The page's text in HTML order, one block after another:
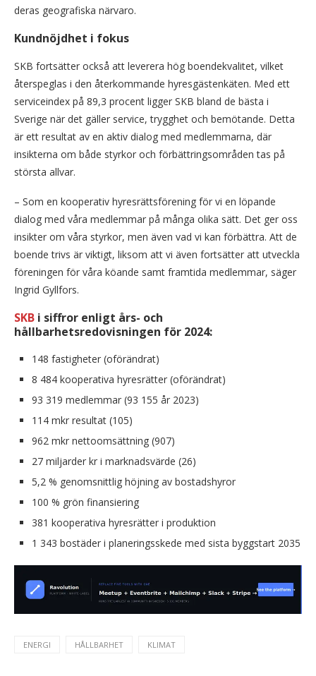
deras geografiska närvaro.
Kundnöjdhet i fokus
SKB fortsätter också att leverera hög boendekvalitet, vilket
återspeglas i den återkommande hyresgästenkäten. Med ett
serviceindex på 89,3 procent ligger SKB bland de bästa i
Sverige när det gäller service, trygghet och bemötande. Detta
är ett resultat av en aktiv dialog med medlemmarna, där
insikterna om både styrkor och förbättringsområden tas på
största allvar.
– Som en kooperativ hyresrättsförening för vi en löpande
dialog med våra medlemmar på många olika sätt. Det ger oss
insikter om våra styrkor, men även vad vi kan förbättra. Att de
boende trivs är viktigt, liksom att vi även fortsätter att utveckla
föreningen för våra köande samt framtida medlemmar, säger
Ingrid Gyllfors.
SKB i siffror enligt års- och
hållbarhetsredovisningen för 2024:
148 fastigheter (oförändrat)
8 484 kooperativa hyresrätter (oförändrat)
93 319 medlemmar (93 155 år 2023)
114 mkr resultat (105)
962 mkr nettoomsättning (907)
27 miljarder kr i marknadsvärde (26)
5,2 % genomsnittlig höjning av bostadshyror
100 % grön finansiering
381 kooperativa hyresrätter i produktion
1 343 bostäder i planeringsskede med sista byggstart 2035
ENERGI HÅLLBARHET KLIMAT